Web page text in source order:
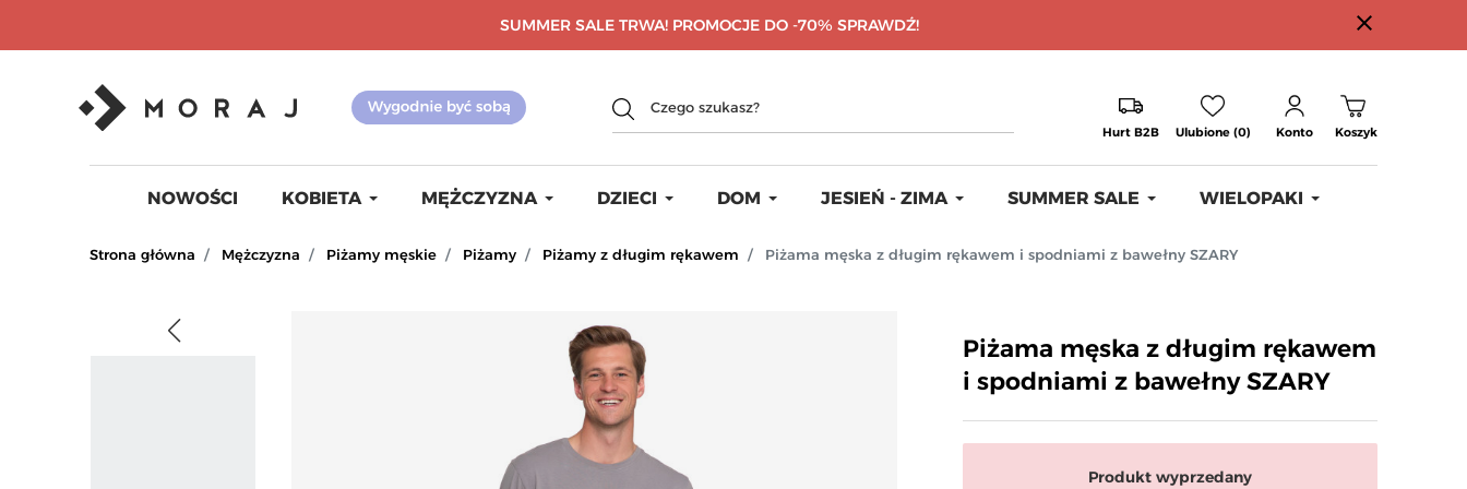
SUMMER SALE TRWA! PROMOCJE DO -70% SPRAWDŹ! close
Hurt B2B Ulubione (0) Konto Koszyk
NOWOŚCI KOBIETA MĘŻCZYZNA DZIECI DOM JESIEŃ - ZIMA SUMMER SALE WIELOPAKI
Strona główna Mężczyzna Piżamy męskie Piżamy Piżamy z długim rękawem Piżama męska z długim rękawem i spodniami z bawełny SZARY
Piżama męska z długim rękawem
i spodniami z bawełny SZARY
Produkt wyprzedany